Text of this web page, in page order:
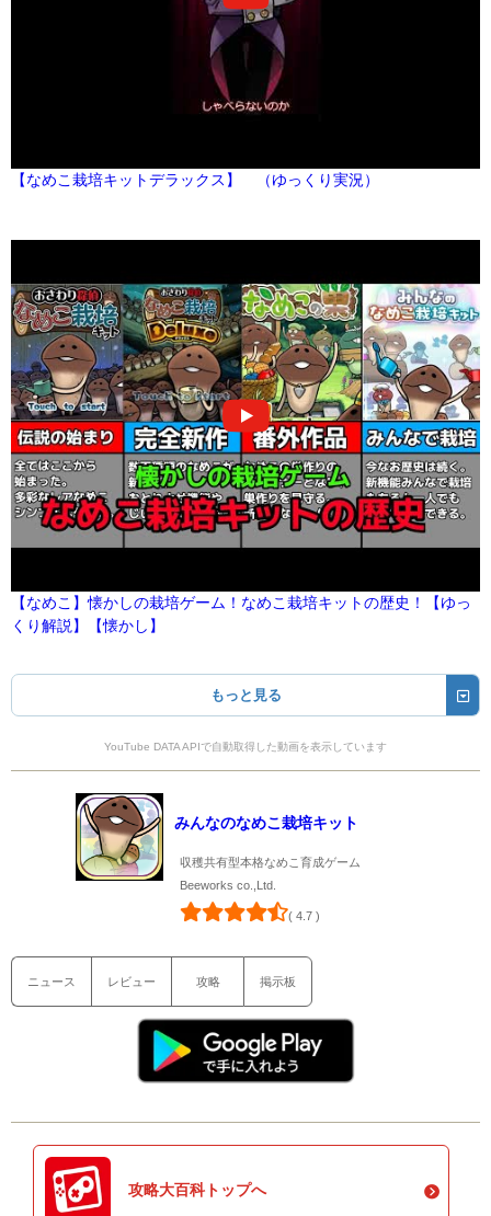
【なめこ栽培キットデラックス】 （ゆっくり実況）
【なめこ】懐かしの栽培ゲーム！なめこ栽培キットの歴史！【ゆっ
くり解説】【懐かし】
もっと見る
YouTube DATA APIで自動取得した動画を表示しています
みんなのなめこ栽培キット
収穫共有型本格なめこ育成ゲーム
Beeworks co.,Ltd.
( 4.7 )
ニュース レビュー 攻略 掲示板
攻略大百科トップへ